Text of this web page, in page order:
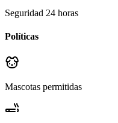
Seguridad 24 horas
Políticas
Mascotas permitidas